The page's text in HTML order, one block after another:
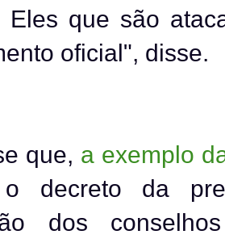
Eles que são
oficial", disse.
que, a exemplo
o decreto da
dos